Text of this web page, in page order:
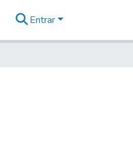
Entrar